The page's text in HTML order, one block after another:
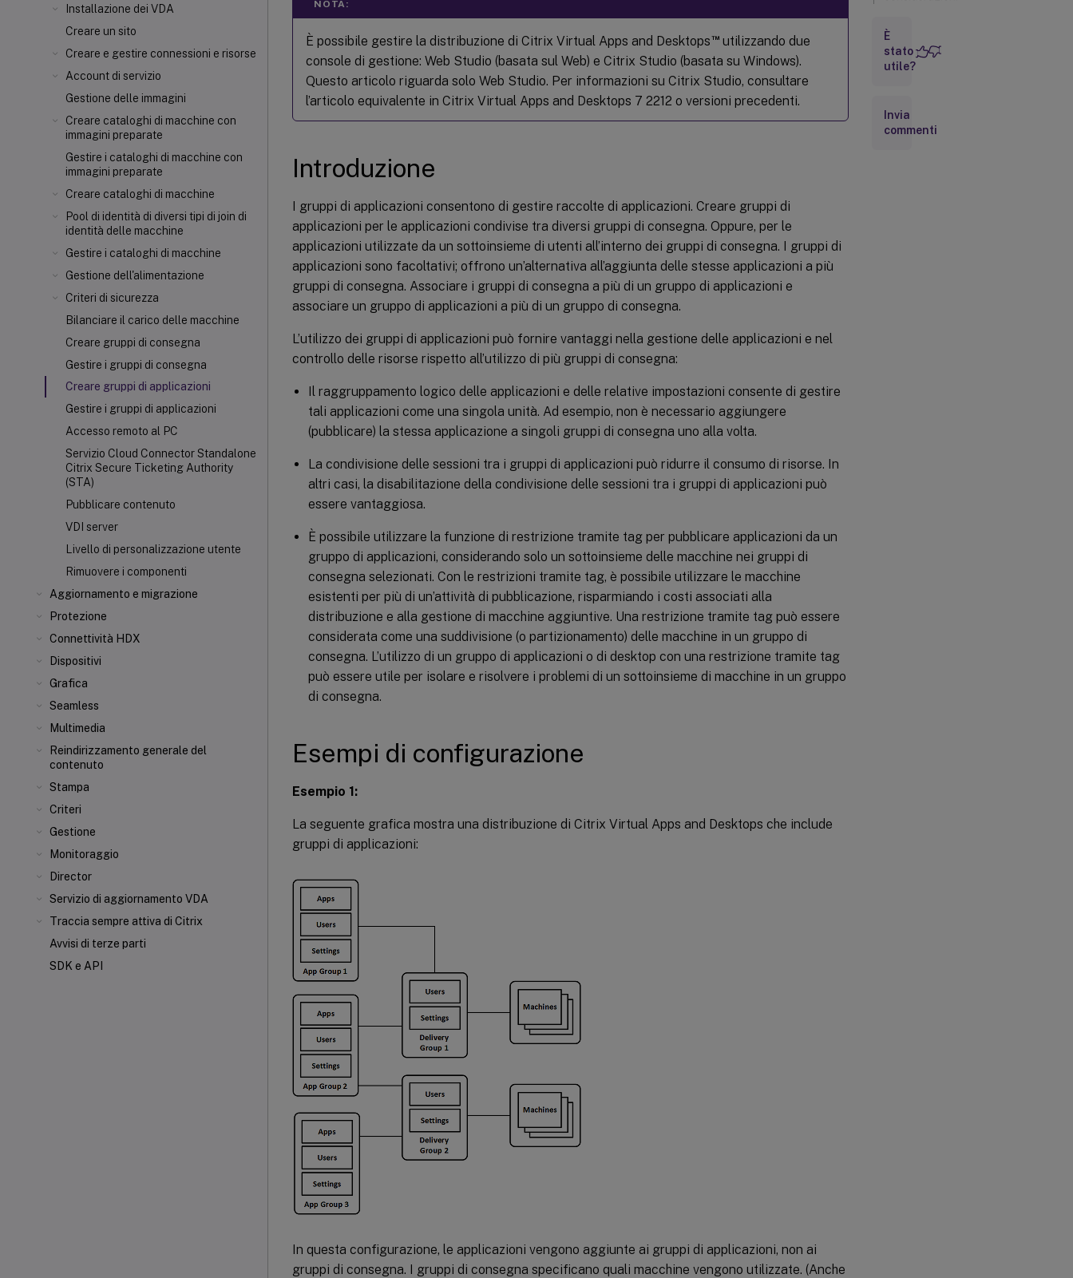
Installazione dei VDA
Creare un sito
Creare e gestire connessioni e risorse
Account di servizio
Gestione delle immagini
Creare cataloghi di macchine con
immagini preparate
Gestire i cataloghi di macchine con
immagini preparate
Creare cataloghi di macchine
Pool di identità di diversi tipi di join di
identità delle macchine
Gestire i cataloghi di macchine
Gestione dell'alimentazione
Criteri di sicurezza
Bilanciare il carico delle macchine
Creare gruppi di consegna
Gestire i gruppi di consegna
Creare gruppi di applicazioni
Gestire i gruppi di applicazioni
Accesso remoto al PC
Servizio Cloud Connector Standalone
Citrix Secure Ticketing Authority
(STA)
Pubblicare contenuto
VDI server
Livello di personalizzazione utente
Rimuovere i componenti
Aggiornamento e migrazione
Protezione
Connettività HDX
Dispositivi
Grafica
Seamless
Multimedia
Reindirizzamento generale del
contenuto
Stampa
Criteri
Gestione
Monitoraggio
Director
Servizio di aggiornamento VDA
Traccia sempre attiva di Citrix
Avvisi di terze parti
SDK e API
NOTA:
È possibile gestire la distribuzione di Citrix Virtual Apps and Desktops™utilizzando due
console di gestione: Web Studio (basata sul Web) e Citrix Studio (basata su Windows).
Questo articolo riguarda solo Web Studio. Per informazioni su Citrix Studio, consultare
l’articolo equivalente in Citrix Virtual Apps and Desktops 7 2212 o versioni precedenti.
Introduzione
I gruppi di applicazioni consentono di gestire raccolte di applicazioni. Creare gruppi di
applicazioni per le applicazioni condivise tra diversi gruppi di consegna. Oppure, per le
applicazioni utilizzate da un sottoinsieme di utenti all’interno dei gruppi di consegna. I gruppi di
applicazioni sono facoltativi; offrono un’alternativa all’aggiunta delle stesse applicazioni a più
gruppi di consegna. Associare i gruppi di consegna a più di un gruppo di applicazioni e
associare un gruppo di applicazioni a più di un gruppo di consegna.
L’utilizzo dei gruppi di applicazioni può fornire vantaggi nella gestione delle applicazioni e nel
controllo delle risorse rispetto all’utilizzo di più gruppi di consegna:
Il raggruppamento logico delle applicazioni e delle relative impostazioni consente di gestire
tali applicazioni come una singola unità. Ad esempio, non è necessario aggiungere
(pubblicare) la stessa applicazione a singoli gruppi di consegna uno alla volta.
La condivisione delle sessioni tra i gruppi di applicazioni può ridurre il consumo di risorse. In
altri casi, la disabilitazione della condivisione delle sessioni tra i gruppi di applicazioni può
essere vantaggiosa.
È possibile utilizzare la funzione di restrizione tramite tag per pubblicare applicazioni da un
gruppo di applicazioni, considerando solo un sottoinsieme delle macchine nei gruppi di
consegna selezionati. Con le restrizioni tramite tag, è possibile utilizzare le macchine
esistenti per più di un’attività di pubblicazione, risparmiando i costi associati alla
distribuzione e alla gestione di macchine aggiuntive. Una restrizione tramite tag può essere
considerata come una suddivisione (o partizionamento) delle macchine in un gruppo di
consegna. L’utilizzo di un gruppo di applicazioni o di desktop con una restrizione tramite tag
può essere utile per isolare e risolvere i problemi di un sottoinsieme di macchine in un gruppo
di consegna.
Esempi di configurazione
Esempio 1:
La seguente grafica mostra una distribuzione di Citrix Virtual Apps and Desktops che include
gruppi di applicazioni:
In questa configurazione, le applicazioni vengono aggiunte ai gruppi di applicazioni, non ai
gruppi di consegna. I gruppi di consegna specificano quali macchine vengono utilizzate. (Anche
Condivisione
delle
sessioni con
Creare un
È
stato
utile?
Invia
commenti